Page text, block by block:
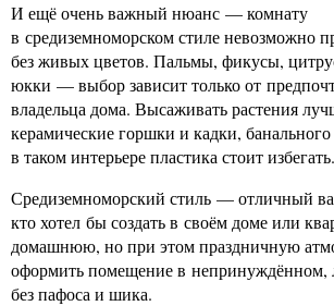
И ещё очень важный нюанс — комнату
в средиземноморском стиле невозможно
без живых цветов. Пальмы, фикусы,
юкки — выбор зависит только от
владельца дома. Высаживать растения
керамические горшки и кадки,
в таком интерьере пластика стоит избегать.
Средиземноморский стиль — отличный
кто хотел бы создать в своём доме или
домашнюю, но при этом праздничную
оформить помещение в непринуждённом,
без пафоса и шика.